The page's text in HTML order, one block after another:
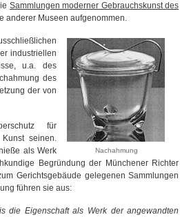
Sammlungen moderner Gebrauchskunst des
anderer Museen aufgenommen.
Nachahmung
industriellen
u.a. des
des
der von
für
seinen.
als Werk
Begründung der Münchener Richter
Gerichtsgebäude gelegenen Sammlungen
führen sie aus:
die Eigenschaft als Werk der angewandten